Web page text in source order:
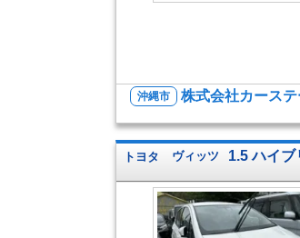
沖縄市 株式会社カース
トヨタ ヴィッツ 1.5 ハイブ